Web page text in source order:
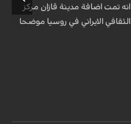
تمت اضافة مدينة قازان مركز
الايراني في روسيا موضحا